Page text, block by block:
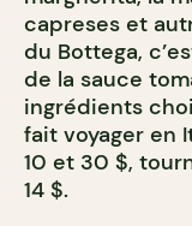
capreses et
du Bottega,
de la sauce
ingrédients
fait voyager en
10 et 30 $,
14 $.